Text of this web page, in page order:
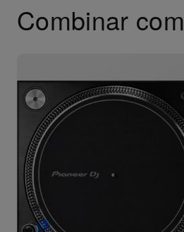
Combinar com